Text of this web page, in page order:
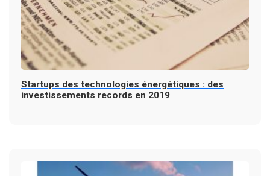
Startups des technologies énergétiques : des
investissements records en 2019